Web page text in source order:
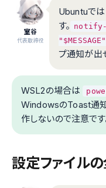
室谷
代表取締役
Ubuntuでは
す。 notify-
プ通知が出
WSL2の場合は
WindowsのToast通
作しないので注意です
設定ファイル